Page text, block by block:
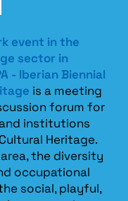
de Salvaguarda
da Direção
Regional de
Lisboa.
1994-2014:
Professor na
Escola
Universitária das
Artes de Coimbra
(ARCA-EUAC), no
curso de
event in the
sector in
- Iberian Biennial
is a meeting
forum for
institutions
Heritage.
the diversity
occupational
social, playful,